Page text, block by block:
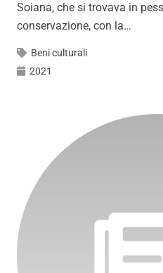
Soiana, che si trovava in
conservazione, con la…
Beni culturali
2021